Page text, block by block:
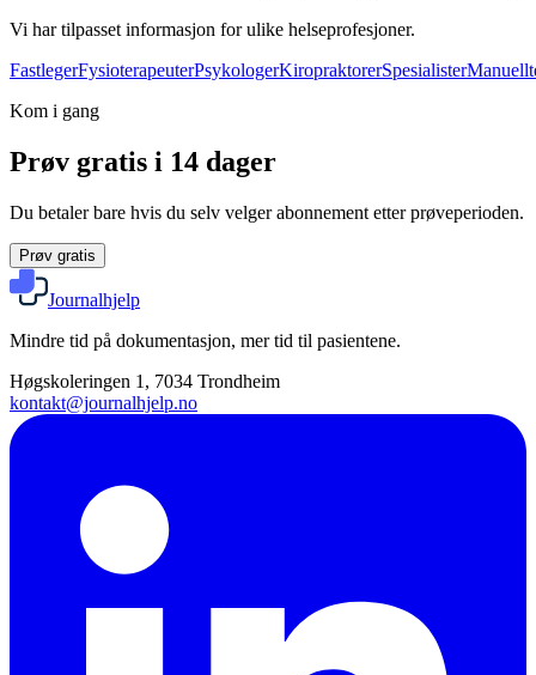
Vi har tilpasset informasjon for ulike helseprofesjoner.
FastlegerFysioterapeuterPsykologerKiropraktorerSpesialister
Kom i gang
Prøv gratis i 14 dager
Du betaler bare hvis du selv velger abonnement etter prøveperioden.
Prøv gratis
Journalhjelp
Mindre tid på dokumentasjon, mer tid til pasientene.
Høgskoleringen 1, 7034 Trondheim
kontakt@journalhjelp.no